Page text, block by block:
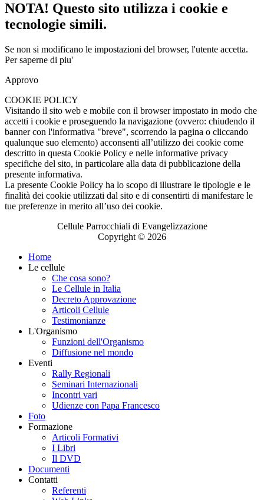
NOTA! Questo sito utilizza i cookie e
tecnologie simili.
Se non si modificano le impostazioni del browser, l'utente accetta.
Per saperne di piu'
Approvo
COOKIE POLICY
Visitando il sito web e mobile con il browser impostato in modo che
accetti i cookie e proseguendo la navigazione (ovvero: chiudendo il
banner con l'informativa "breve", scorrendo la pagina o cliccando
qualunque suo elemento) acconsenti all’utilizzo dei cookie come
descritto in questa Cookie Policy e nelle informative privacy
specifiche del sito, in particolare alla data di pubblicazione della
presente informativa.
La presente Cookie Policy ha lo scopo di illustrare le tipologie e le
finalità dei cookie utilizzati dal sito e di consentirti di manifestare le
tue preferenze in merito all’uso dei cookie.
Cellule Parrocchiali di Evangelizzazione
Copyright © 2026
Home
Le cellule
Che cosa sono?
Le Cellule in Italia
Decreto Approvazione
Articoli Cellule
Testimonianze
L'Organismo
Funzioni dell'Organismo
Diffusione nel mondo
Eventi
Rally Regionali
Seminari Internazionali
Incontri vari
Udienze con Papa Francesco
Foto
Formazione
Articoli Formativi
I Libri
Il DVD
Documenti
Contatti
Referenti